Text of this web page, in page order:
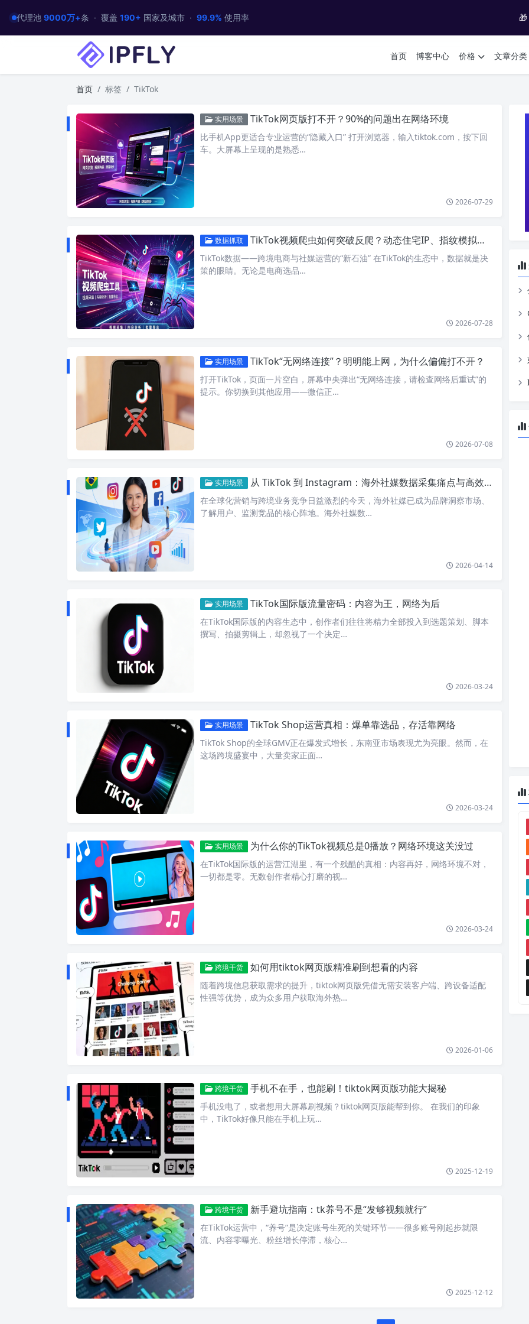
代理池 9000万+条 · 覆盖 190+ 国家及城市 · 99.9% 使用率 🎁
首页 博客中心 价格 文章分类
首页 标签 TikTok
实用场景 TikTok网页版打不开？90%的问题出在网络环境
比手机App更适合专业运营的“隐藏入口” 打开浏览器，输入tiktok.com，按下回
车。大屏幕上呈现的是熟悉…
2026-07-29
数据抓取 TikTok视频爬虫如何突破反爬？动态住宅IP、指纹模拟与代理池怎么选？
TikTok数据——跨境电商与社媒运营的“新石油” 在TikTok的生态中，数据就是决
策的眼睛。无论是电商选品…
2026-07-28
实用场景 TikTok“无网络连接”？明明能上网，为什么偏偏打不开？
打开TikTok，页面一片空白，屏幕中央弹出“无网络连接，请检查网络后重试”的
提示。你切换到其他应用——微信正…
2026-07-08
实用场景 从 TikTok 到 Instagram：海外社媒数据采集痛点与高效解决方案
在全球化营销与跨境业务竞争日益激烈的今天，海外社媒已成为品牌洞察市场、
了解用户、监测竞品的核心阵地。海外社媒数…
2026-04-14
实用场景 TikTok国际版流量密码：内容为王，网络为后
在TikTok国际版的内容生态中，创作者们往往将精力全部投入到选题策划、脚本
撰写、拍摄剪辑上，却忽视了一个决定…
2026-03-24
实用场景 TikTok Shop运营真相：爆单靠选品，存活靠网络
TikTok Shop的全球GMV正在爆发式增长，东南亚市场表现尤为亮眼。然而，在
这场跨境盛宴中，大量卖家正面…
2026-03-24
实用场景 为什么你的TikTok视频总是0播放？网络环境这关没过
在TikTok国际版的运营江湖里，有一个残酷的真相：内容再好，网络环境不对，
一切都是零。无数创作者精心打磨的视…
2026-03-24
跨境干货 如何用tiktok网页版精准刷到想看的内容
随着跨境信息获取需求的提升，tiktok网页版凭借无需安装客户端、跨设备适配
性强等优势，成为众多用户获取海外热…
2026-01-06
跨境干货 手机不在手，也能刷！tiktok网页版功能大揭秘
手机没电了，或者想用大屏幕刷视频？tiktok网页版能帮到你。 在我们的印象
中，TikTok好像只能在手机上玩…
2025-12-19
跨境干货 新手避坑指南：tk养号不是“发够视频就行”
在TikTok运营中，“养号”是决定账号生死的关键环节——很多账号刚起步就限
流、内容零曝光、粉丝增长停滞，核心…
2025-12-12